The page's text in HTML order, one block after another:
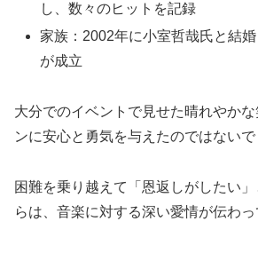
し、数々のヒットを記録
家族：2002年に小室哲哉氏と結
が成立
大分でのイベントで見せた晴れやか
ンに安心と勇気を与えたのではないで
困難を乗り越えて「恩返しがしたい
らは、音楽に対する深い愛情が伝わっ